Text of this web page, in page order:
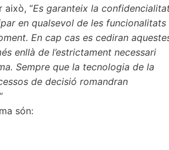
això, “Es garanteix la
en qualsevol de les funcionalitats
En cap cas es cediran
enllà de l’estrictament necessari
Sempre que la tecnologia de la
de decisió romandran
”
són: